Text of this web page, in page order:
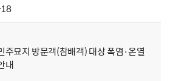
주묘지 방문객(참배객) 대상 폭염·온열
내